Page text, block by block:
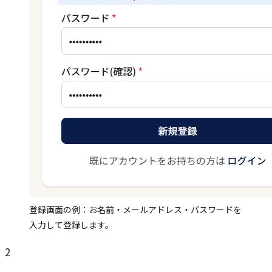
登録画面の例：お名前・メールアドレス・パスワードを
入力して登録します。
2